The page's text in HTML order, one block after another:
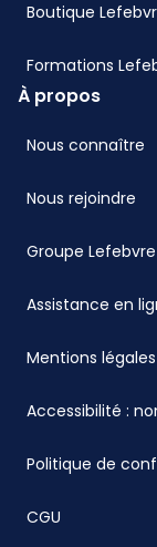
Boutique
Formations
À propos
Nous connaître
Nous rejoindre
Groupe Lefebvre
Assistance en
Mentions légales
Accessibilité :
Politique de
CGU